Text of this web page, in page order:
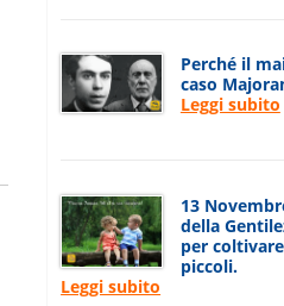
Perché il
caso
Leggi subito
13
della
per
piccoli.
Leggi subito